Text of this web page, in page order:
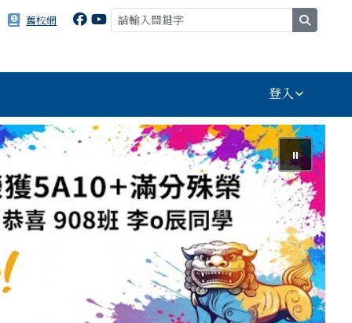
舊校網
登入
⏸